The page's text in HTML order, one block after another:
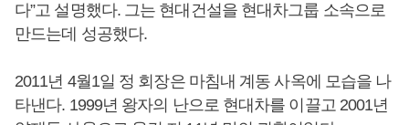
다”고 설명했다. 그는 현대건설을 현대차그룹 소속으로
만드는데 성공했다.
2011년 4월1일 정 회장은 마침내 계동 사옥에 모습을 나
타낸다. 1999년 왕자의 난으로 현대차를 이끌고 2001년